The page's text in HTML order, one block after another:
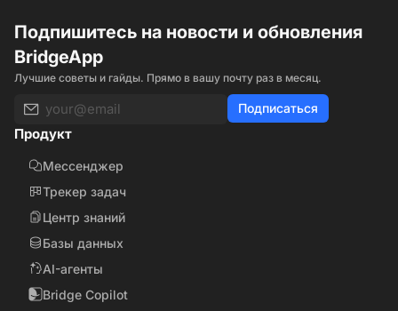
Подпишитесь на новости и обновления
BridgeApp
Лучшие советы и гайды. Прямо в вашу почту раз в месяц.
Подписаться
Продукт
Мессенджер
Трекер задач
Центр знаний
Базы данных
AI-агенты
Bridge Copilot